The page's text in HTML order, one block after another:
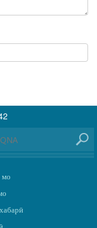
мо